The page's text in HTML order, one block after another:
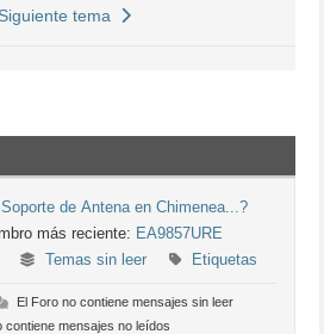
Siguiente tema
Soporte de Antena en Chimenea...?
más reciente: EA9857URE
Temas sin leer Etiquetas
El Foro no contiene mensajes sin leer
contiene mensajes no leídos